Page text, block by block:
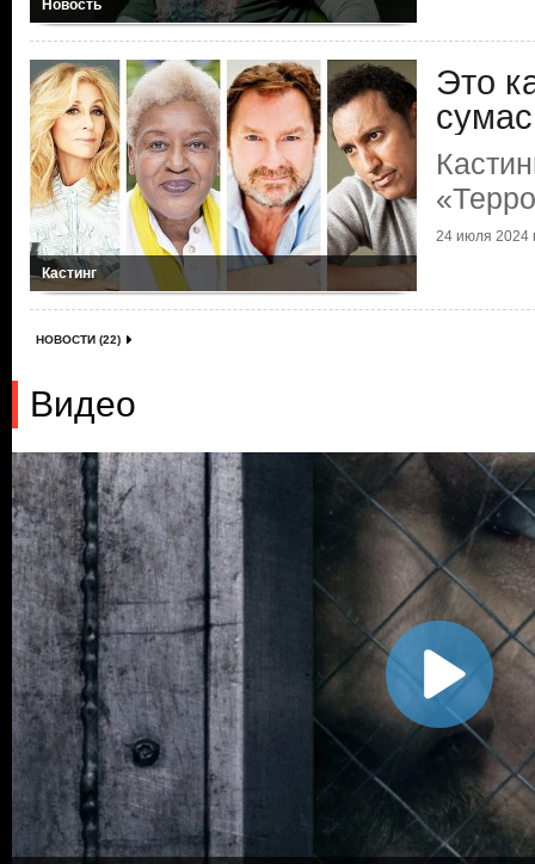
Новость
Кастинг
Это
24 июля 2024
НОВОСТИ (22)
Видео